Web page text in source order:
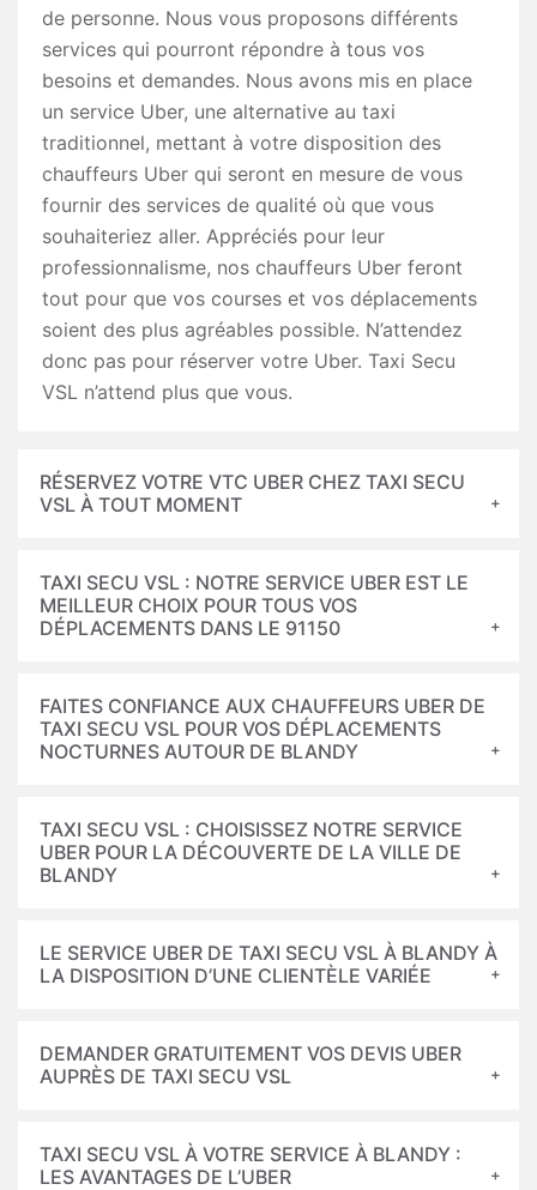
de personne. Nous vous proposons différents
services qui pourront répondre à tous vos
besoins et demandes. Nous avons mis en place
un service Uber, une alternative au taxi
traditionnel, mettant à votre disposition des
chauffeurs Uber qui seront en mesure de vous
fournir des services de qualité où que vous
souhaiteriez aller. Appréciés pour leur
professionnalisme, nos chauffeurs Uber feront
tout pour que vos courses et vos déplacements
soient des plus agréables possible. N’attendez
donc pas pour réserver votre Uber. Taxi Secu
VSL n’attend plus que vous.
RÉSERVEZ VOTRE VTC UBER CHEZ TAXI SECU
VSL À TOUT MOMENT
TAXI SECU VSL : NOTRE SERVICE UBER EST LE
MEILLEUR CHOIX POUR TOUS VOS
DÉPLACEMENTS DANS LE 91150
FAITES CONFIANCE AUX CHAUFFEURS UBER DE
TAXI SECU VSL POUR VOS DÉPLACEMENTS
NOCTURNES AUTOUR DE BLANDY
TAXI SECU VSL : CHOISISSEZ NOTRE SERVICE
UBER POUR LA DÉCOUVERTE DE LA VILLE DE
BLANDY
LE SERVICE UBER DE TAXI SECU VSL À BLANDY À
LA DISPOSITION D’UNE CLIENTÈLE VARIÉE
DEMANDER GRATUITEMENT VOS DEVIS UBER
AUPRÈS DE TAXI SECU VSL
TAXI SECU VSL À VOTRE SERVICE À BLANDY :
LES AVANTAGES DE L’UBER